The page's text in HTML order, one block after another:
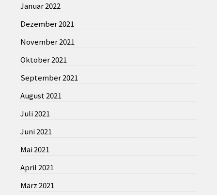
Januar 2022
Dezember 2021
November 2021
Oktober 2021
September 2021
August 2021
Juli 2021
Juni 2021
Mai 2021
April 2021
März 2021